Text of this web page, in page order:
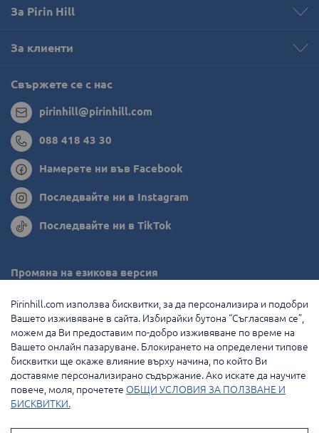
За Pirin Hill
За клиенти
Свържете се с нас
pirinhill@pirinhill.com
088 418 43 30
Намерете ни във Facebook
Последвайте ни в Instagram
Последвайте ни в TikTok
Промяна на езикова версия
Румъния
Гърция
Нидерландия
Франция
Pirinhill.com използва бисквитки, за да персонализира и подобри
Вашето изживяване в сайта. Избирайки бутона “Съгласявам се”,
можем да Ви предоставим по-добро изживяване по време на
Вашето онлайн пазаруване. Блокирането на определени типове
бисквитки ще окаже влияние върху начина, по който Ви
доставяме персонализирано съдържание. Ако искате да научите
повече, моля, прочетете ОБЩИ УСЛОВИЯ ЗА ПОЛЗВАНЕ И
БИСКВИТКИ.